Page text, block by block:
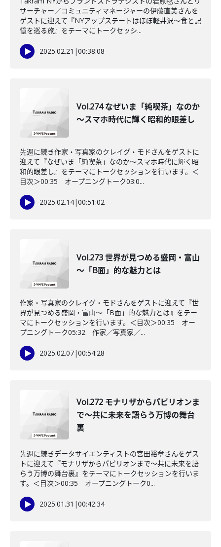
サーチャー／コミュニティマネージャーの伊藤直美さんを
ゲストに迎えて『NYアップステートはほぼ軽井沢～食と記
憶を巡る旅』をテーマにトークセッシ...
2025.02.21 |00:38:08
Vol.274 なぜいま「純喫茶」なのか
～スマホ時代に輝く昭和的眼差し
先週に続き作家・写真家のクレイグ・モドさんをゲストに
迎えて『なぜいま「純喫茶」なのか～スマホ時代に輝く昭
和的眼差し』をテーマにトークセッションを行います。＜
目次＞00:35 オープニングトーク03:0...
2025.02.14|00:51:02
Vol.273 世界が見つめる盛岡・富山
～「B面」的な魅力とは
作家・写真家のクレイグ・モドさんをゲストに迎えて『世
界が見つめる盛岡・富山～「B面」的な魅力とは』をテー
マにトークセッションを行います。＜目次＞00:35 オー
プニングトーク05:32 作家／写真家／...
2025.02.07|00:54:28
Vol.272 モナリザからパビリオンま
で～共に未来を語らう万博の舞台
裏
先週に続きデータサイエンティストの宮田裕章さんをゲス
トに迎えて『モナリザからパビリオンまで～共に未来を語
らう万博の舞台裏』をテーマにトークセッションを行いま
す。＜目次＞00:35 オープニングトーク0...
2025.01.31 |00:42:34